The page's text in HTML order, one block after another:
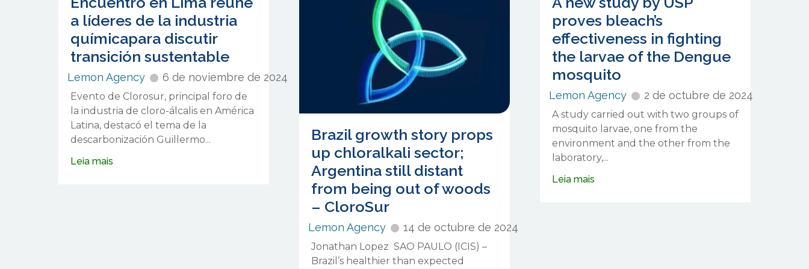
a líderes de la industria
químicapara discutir
transición sustentable
Lemon Agency 6 de noviembre de 2024
Evento de Clorosur, principal foro de
la industria de cloro-álcalis en América
Latina, destacó el tema de la
descarbonización Guillermo...
Leia mais
Brazil growth story props
up chloralkali sector;
Argentina still distant
from being out of woods
– CloroSur
Lemon Agency 14 de octubre de 2024
Jonathan Lopez SAO PAULO (ICIS) –
Brazil’s healthier than expected
proves bleach’s
effectiveness in fighting
the larvae of the Dengue
mosquito
Lemon Agency 2 de octubre de 2024
A study carried out with two groups of
mosquito larvae, one from the
environment and the other from the
laboratory,...
Leia mais